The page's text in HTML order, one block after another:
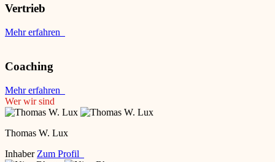
Vertrieb
Mehr erfahren
Coaching
Mehr erfahren
Wer wir sind
Thomas W. Lux
Inhaber Zum Profil